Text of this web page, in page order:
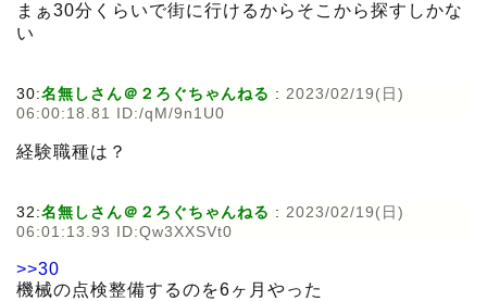
まぁ30分くらいで街に行けるからそこから探すしかな
い
30:名無しさん＠２ろぐちゃんねる : 2023/02/19(日)
06:00:18.81 ID:/qM/9n1U0
経験職種は？
32:名無しさん＠２ろぐちゃんねる : 2023/02/19(日)
06:01:13.93 ID:Qw3XXSVt0
>>30
機械の点検整備するのを6ヶ月やった